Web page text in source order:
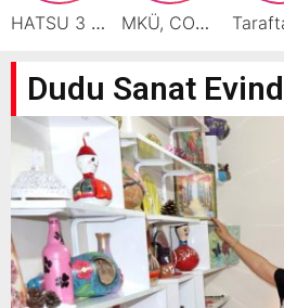
HATSU 3 İlçede Ağustos Ayı Faturalarında Bir Ton Suyu Ücretsiz Tanımladı MKÜ, COP31 Hazırlık Sürecinde Bilim Diplomasisine Katkı Sunacak
Dudu Sanat